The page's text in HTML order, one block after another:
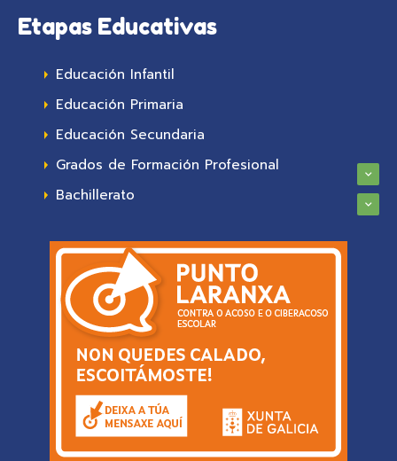
Etapas Educativas
Educación Infantil
Educación Primaria
Educación Secundaria
Grados de Formación Profesional
Bachillerato